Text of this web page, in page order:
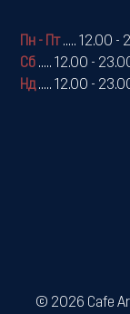
Пн - Пт.....
12.00 -
Сб .....
12.00 -
Нд..... 12.00 -
© 2026 Cafe